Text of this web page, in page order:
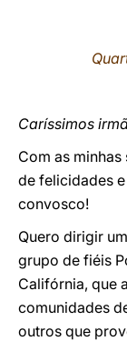
Caríssimos
Com as
de felicidades
convosco!
Quero dirigir
grupo de fiéis
Califórnia, que
comunidades
outros que